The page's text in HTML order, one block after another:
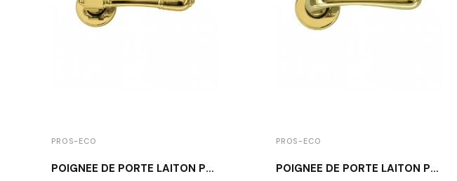
PROS-ECO
POIGNÉE DE PORTE LAITON POLI VERNI MUST ROUND 15 OL
PROS-ECO
POIGNÉE DE PORTE LAITON POLI VERNI MUST ROUND 16 OL